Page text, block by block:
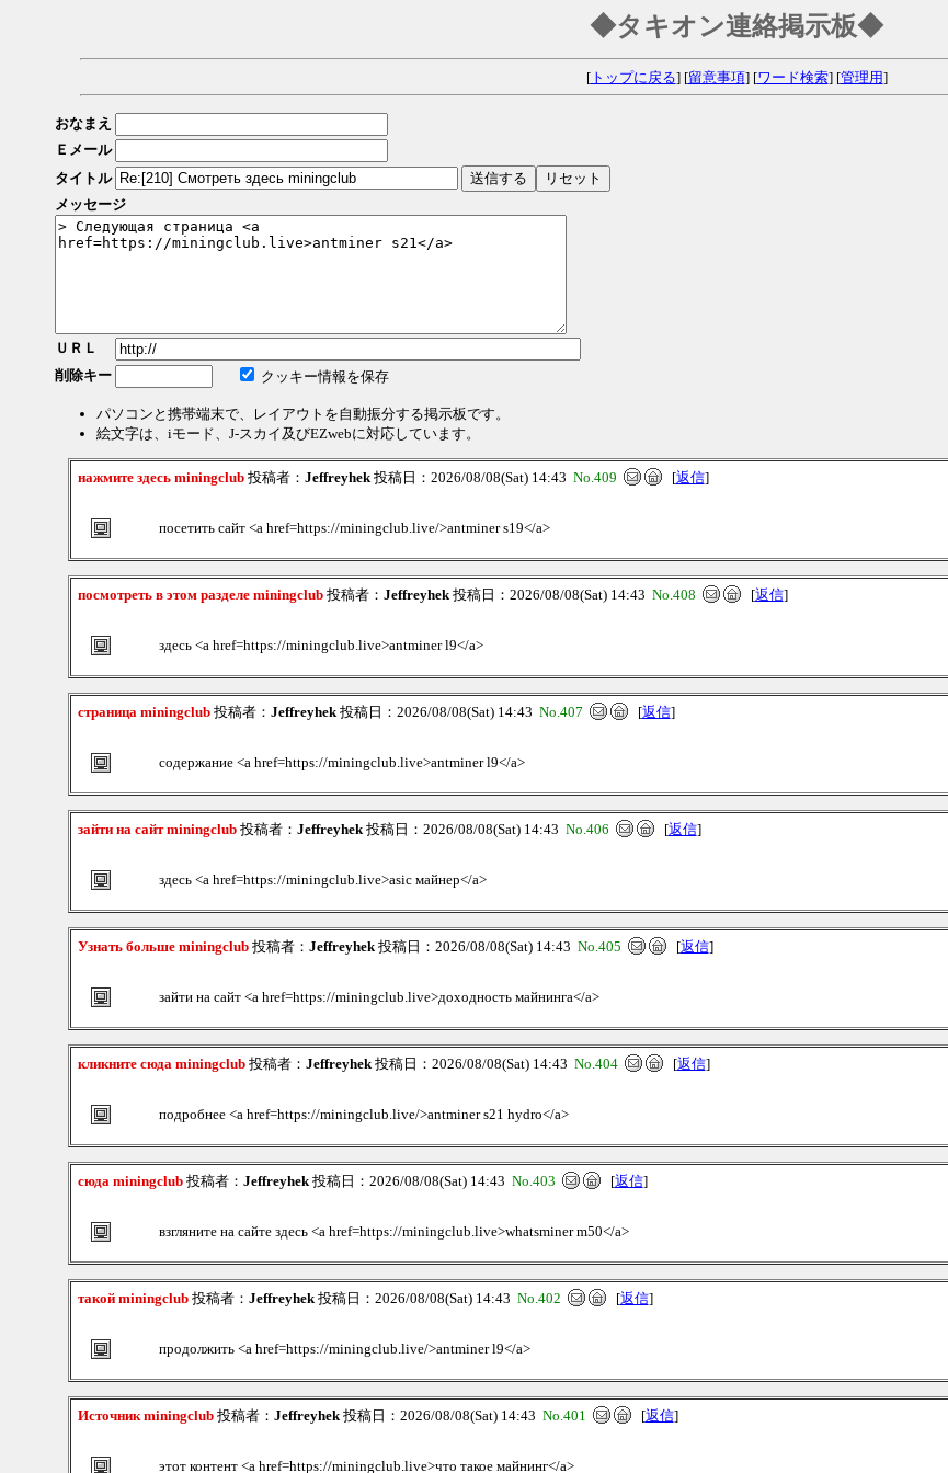
◆タキオン連絡掲示板◆
[トップに戻る] [留意事項] [ワード検索] [管理用]
おなまえ
Ｅメール
タイトル
メッセージ
ＵＲＬ
削除キー
クッキー情報を保存
パソコンと携帯端末で、レイアウトを自動振分する掲示板です。
絵文字は、iモード、J-スカイ及びEZwebに対応しています。
нажмите здесь miningclub投稿者： Jeffreyhek投稿日：2026/08/08(Sat) 14:43 No.409 [返信]
посетить сайт <a href=https://miningclub.live/>antminer s19</a>
посмотреть в этом разделе miningclub投稿者： Jeffreyhek投稿日：2026/08/08(Sat) 14:43 No.408 [返信]
здесь <a href=https://miningclub.live>antminer l9</a>
страница miningclub投稿者： Jeffreyhek投稿日：2026/08/08(Sat) 14:43 No.407 [返信]
содержание <a href=https://miningclub.live>antminer l9</a>
зайти на сайт miningclub投稿者： Jeffreyhek投稿日：2026/08/08(Sat) 14:43 No.406 [返信]
здесь <a href=https://miningclub.live>asic майнер</a>
Узнать больше miningclub投稿者： Jeffreyhek投稿日：2026/08/08(Sat) 14:43 No.405 [返信]
зайти на сайт <a href=https://miningclub.live>доходность майнинга</a>
кликните сюда miningclub投稿者： Jeffreyhek投稿日：2026/08/08(Sat) 14:43 No.404 [返信]
подробнее <a href=https://miningclub.live/>antminer s21 hydro</a>
сюда miningclub投稿者： Jeffreyhek投稿日：2026/08/08(Sat) 14:43 No.403 [返信]
взгляните на сайте здесь <a href=https://miningclub.live>whatsminer m50</a>
такой miningclub投稿者： Jeffreyhek投稿日：2026/08/08(Sat) 14:43 No.402 [返信]
продолжить <a href=https://miningclub.live/>antminer l9</a>
Источник miningclub投稿者： Jeffreyhek投稿日：2026/08/08(Sat) 14:43 No.401 [返信]
этот контент <a href=https://miningclub.live>что такое майнинг</a>